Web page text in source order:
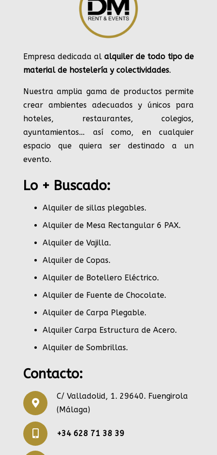
Empresa dedicada al alquiler de todo tipo de
material de hostelería y colectividades.
Nuestra amplia gama de productos permite
crear ambientes adecuados y únicos para
hoteles, restaurantes, colegios,
ayuntamientos… así como, en cualquier
espacio que quiera ser destinado a un
evento.
Lo + Buscado:
Alquiler de sillas plegables.
Alquiler de Mesa Rectangular 6 PAX.
Alquiler de Vajilla.
Alquiler de Copas.
Alquiler de Botellero Eléctrico.
Alquiler de Fuente de Chocolate.
Alquiler de Carpa Plegable.
Alquiler Carpa Estructura de Acero.
Alquiler de Sombrillas.
Contacto:
C/ Valladolid, 1. 29640. Fuengirola
(Málaga)
+34 628 71 38 39